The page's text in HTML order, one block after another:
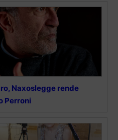
Naxoslegge rende
Perroni